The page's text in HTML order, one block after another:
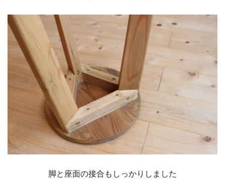
脚と座面の接合もしっかりしました